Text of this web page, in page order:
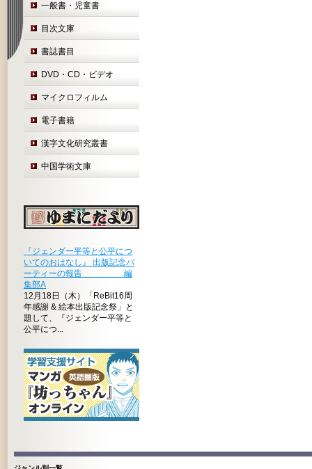
一般書・児童書
目次文庫
書誌書目
DVD・CD・ビデオ
マイクロフィルム
電子書籍
漢字文化研究叢書
中国学術文庫
『ジェンダー平等と公平につ
いてのおはなし』 出版記念パ
ーティーの報告 編
集部A
12月18日（木）「ReBit16周
年感謝 & 絵本出版記念祭」と
題して、『ジェンダー平等と
公平につ...